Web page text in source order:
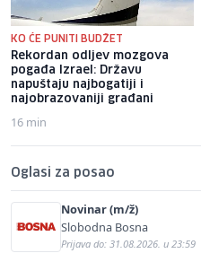
KO ĆE PUNITI BUDŽET
Rekordan odljev mozgova
pogađa Izrael: Državu
napuštaju najbogatiji i
najobrazovaniji građani
16 min
Oglasi za posao
Novinar (m/ž)
Slobodna Bosna
Prijava do: 31.08.2026. u 23:59